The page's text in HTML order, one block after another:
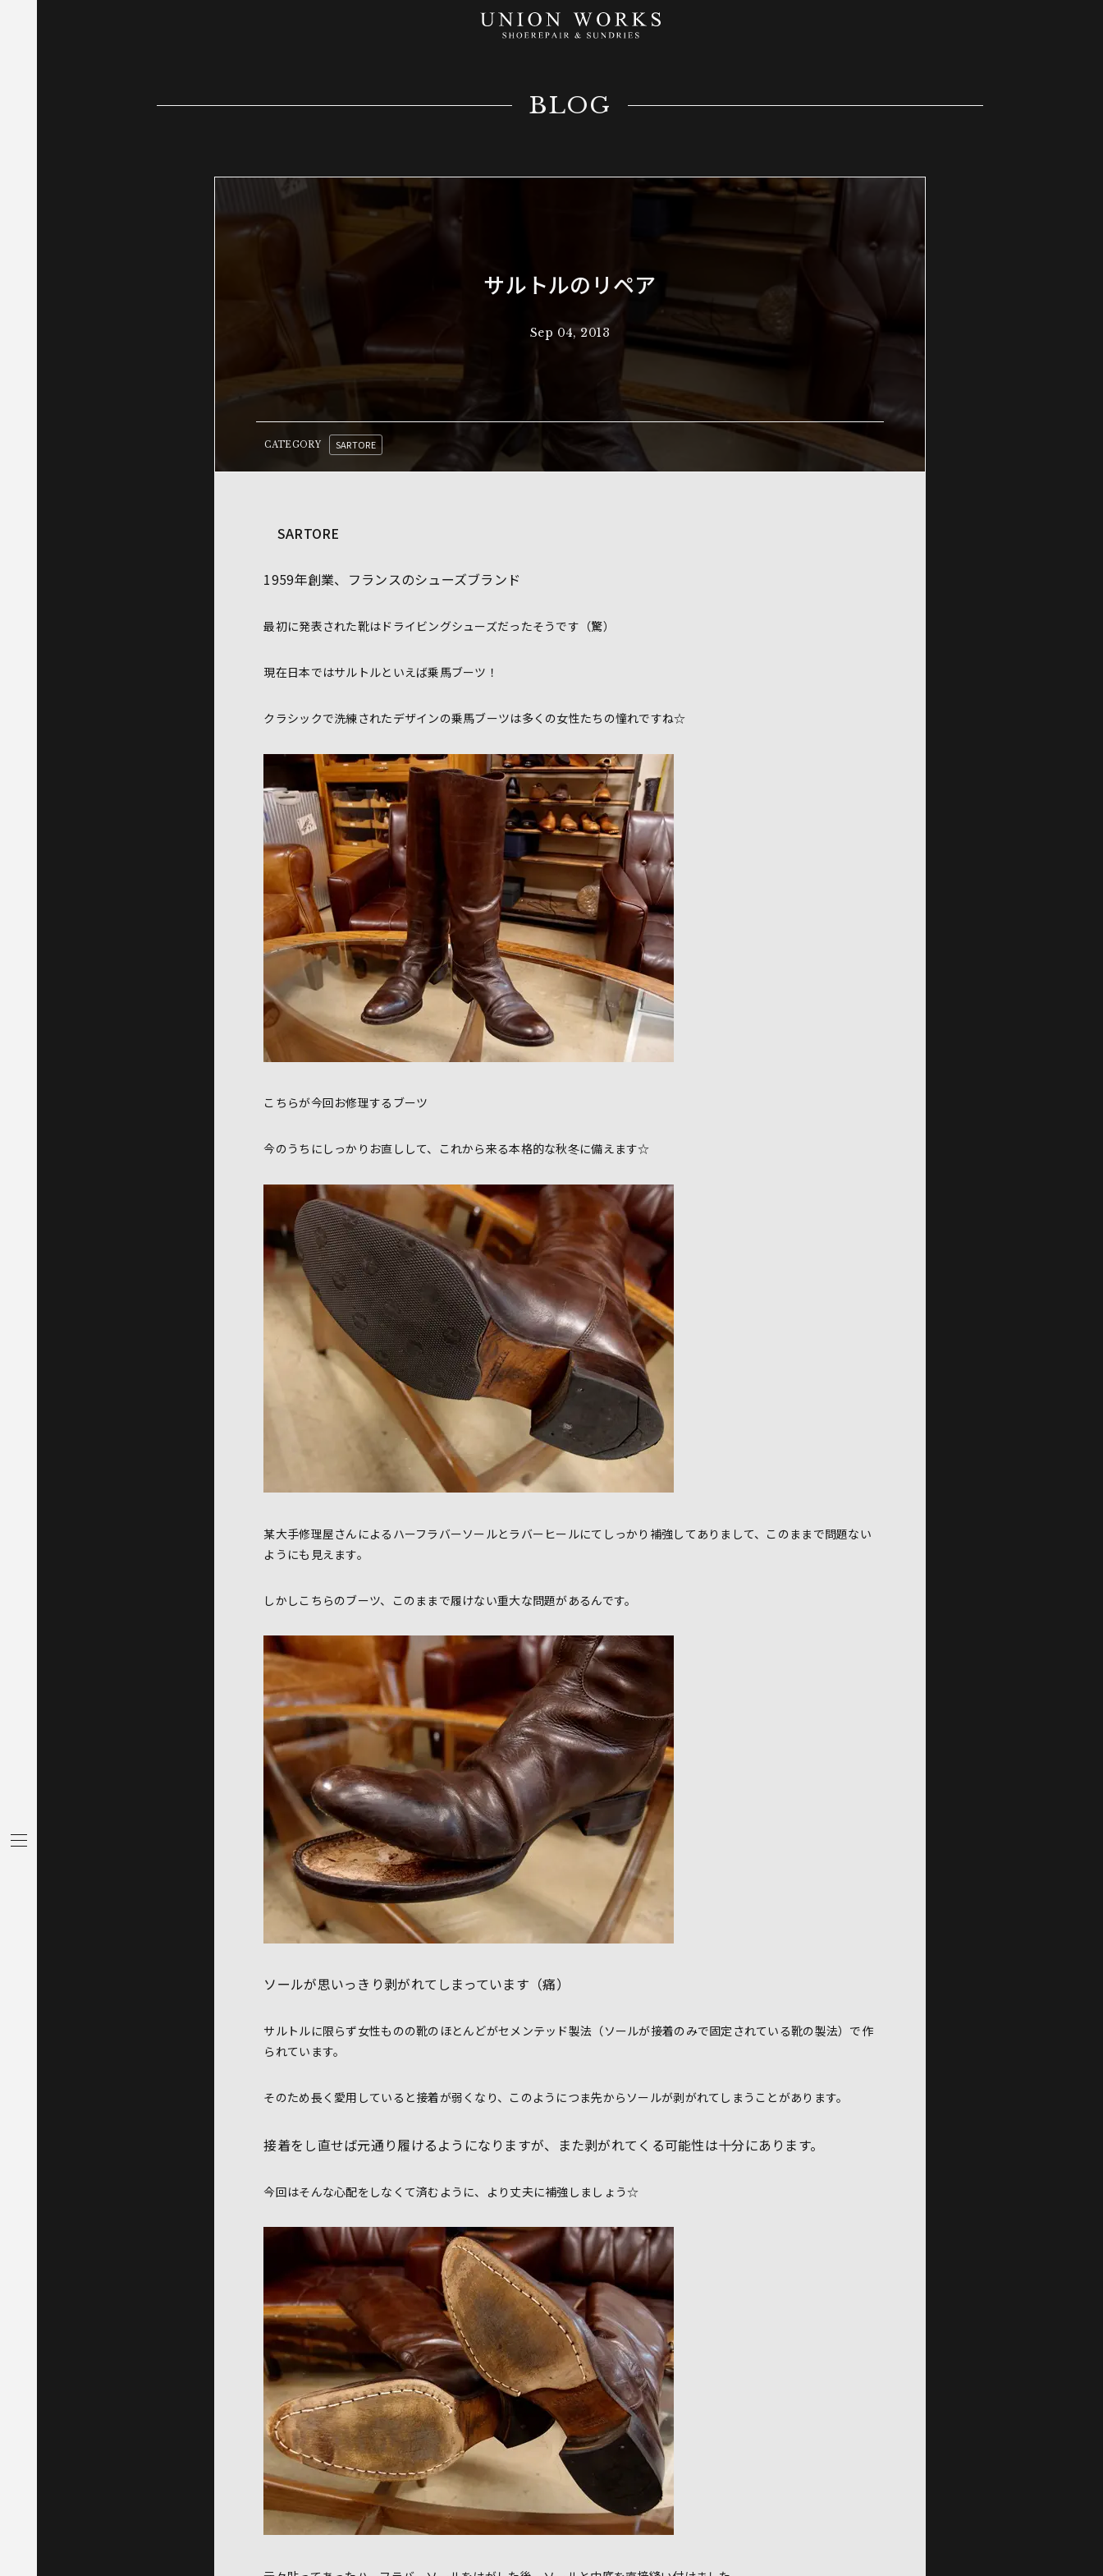
BLOG
サルトルのリペア
Sep 04, 2013
CATEGORY SARTORE
SARTORE
1959年創業、フランスのシューズブランド
最初に発表された靴はドライビングシューズだったそうです（驚）
現在日本ではサルトルといえば乗馬ブーツ！
クラシックで洗練されたデザインの乗馬ブーツは多くの女性たちの憧れですね☆
こちらが今回お修理するブーツ
今のうちにしっかりお直しして、これから来る本格的な秋冬に備えます☆
某大手修理屋さんによるハーフラバーソールとラバーヒールにてしっかり補強してありまして、このままで問題ない
ようにも見えます。
しかしこちらのブーツ、このままで履けない重大な問題があるんです。
ソールが思いっきり剥がれてしまっています（痛）
サルトルに限らず女性ものの靴のほとんどがセメンテッド製法（ソールが接着のみで固定されている靴の製法）で作
られています。
そのため長く愛用していると接着が弱くなり、このようにつま先からソールが剥がれてしまうことがあります。
接着をし直せば元通り履けるようになりますが、 また剥がれてくる可能性は十分にあります。
今回はそんな心配をしなくて済むように、より丈夫に補強しましょう☆